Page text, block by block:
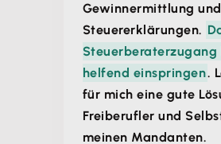
Gewinnermittlung und
Steuererklärungen.
helfend einspringen.
für mich eine gute
Freiberufler und
meinen Mandanten.